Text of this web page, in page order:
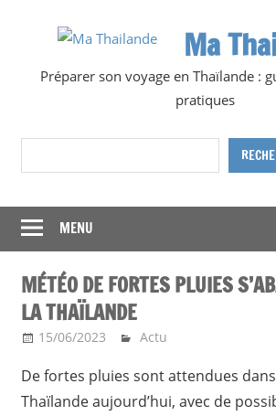
Ma
Préparer son voyage en Thaïlande :
pratiques
Rechercher
MENU
MÉTÉO DE FORTES PLUIES
LA THAÏLANDE
15/06/2023 Ma Thailande
Actu
De fortes pluies sont attendues
Thaïlande aujourd’hui, avec de